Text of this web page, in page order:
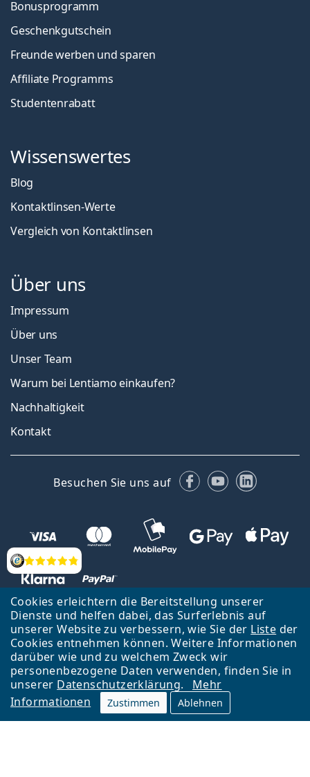
Cookies erleichtern die Bereitstellung unserer
Dienste und helfen dabei, das Surferlebnis auf
unserer Website zu verbessern, wie Sie der Liste der
Cookies entnehmen können. Weitere Informationen
darüber wie und zu welchem Zweck wir
personenbezogene Daten verwenden, finden Sie in
unserer Datenschutzerklärung.
Mehr
Informationen
Zustimmen Ablehnen
Bewertung
Bonusprogramm
Geschenkgutschein
Freunde werben und sparen
Affiliate Programms
Studentenrabatt
Wissenswertes
Blog
Kontaktlinsen-Werte
Vergleich von Kontaktlinsen
Über uns
Impressum
Über uns
Unser Team
Warum bei Lentiamo einkaufen?
Nachhaltigkeit
Kontakt
Besuchen Sie uns auf Facebook
YouTubeLinkedIn
Zurück zur Hauptseite
Nach oben
Lentiamo s.r.o., Tschechien ist Eigentümer und Betreiber des Online-
Shops Lentiamo.de
Seit 18 Jahren sind wir für Sie da.